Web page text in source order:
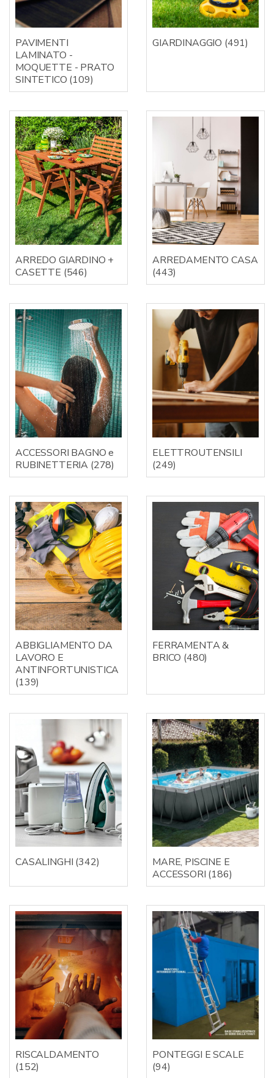
PAVIMENTI
LAMINATO -
MOQUETTE - PRATO
SINTETICO (109)
GIARDINAGGIO (491)
ARREDO GIARDINO +
CASETTE (546)
ARREDAMENTO CASA
(443)
ACCESSORI BAGNO e
RUBINETTERIA (278)
ELETTROUTENSILI
(249)
ABBIGLIAMENTO DA
LAVORO E
ANTINFORTUNISTICA
(139)
FERRAMENTA &
BRICO (480)
CASALINGHI (342)
MARE, PISCINE E
ACCESSORI (186)
RISCALDAMENTO
(152)
PONTEGGI E SCALE
(94)